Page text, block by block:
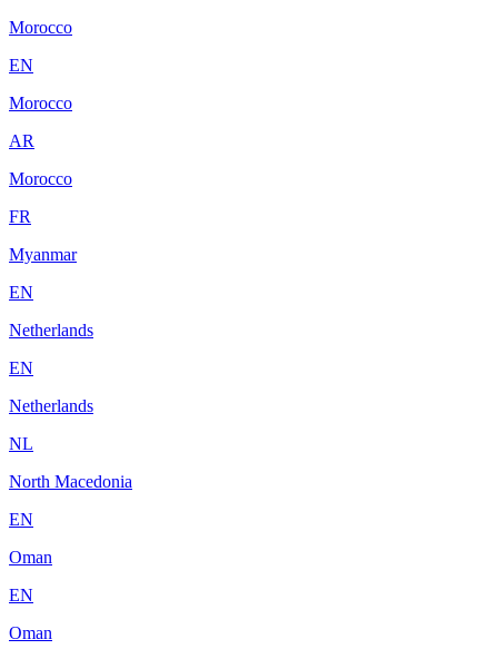
Morocco
EN
Morocco
AR
Morocco
FR
Myanmar
EN
Netherlands
EN
Netherlands
NL
North Macedonia
EN
Oman
EN
Oman